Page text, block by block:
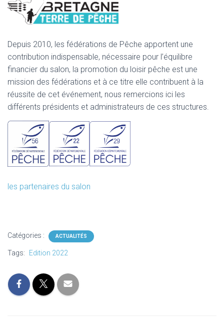
Depuis 2010, les fédérations de Pêche apportent une
contribution indispensable, nécessaire pour l’équilibre
financier du salon, la promotion du loisir pêche est une
mission des fédérations et à ce titre elle contribuent à la
réussite de cet événement, nous remercions ici les
différents présidents et administrateurs de ces structures.
les partenaires du salon
Catégories : ACTUALITÉS
Tags: Edition 2022